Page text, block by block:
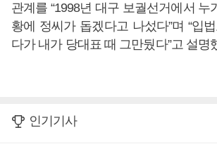
관계를 “1998년 대구 보궐선거에서 누
황에 정씨가 돕겠다고 나섰다”며 “입
다가 내가 당대표 때 그만뒀다”고 설명
인기기사